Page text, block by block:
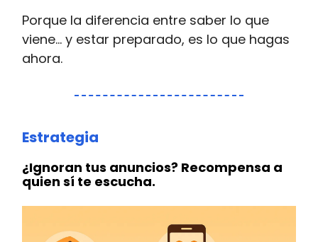
Porque la diferencia entre saber lo que
viene… y estar preparado, es lo que hagas
ahora.
Estrategia
¿Ignoran tus anuncios? Recompensa a
quien sí te escucha.